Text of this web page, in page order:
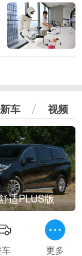
新车 视频
适PLUS版
更多